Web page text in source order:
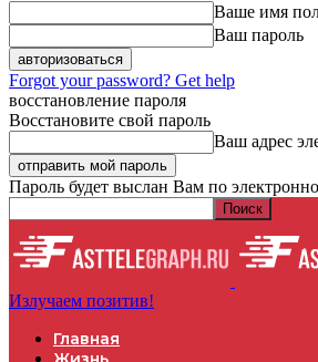
Ваше имя
Ваш пароль
Forgot your password? Get help
восстановление пароля
Восстановите свой пароль
Ваш адрес
Пароль будет выслан Вам по
Излучаем позитив!
Главная